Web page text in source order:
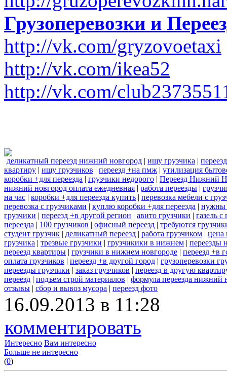
Грузоперевозки и
http://vk.com/gryzovoetaxi
http://vk.com/ikea52
http://vk.com/
деликатный переезд нижний новгород | ищу грузчика |
квартиру | ищу грузчиков | переезд +на пмж | утилизация
коробки +для переезда | грузчики недорого | Переезд Нижний
нижний новгород оплата ежедневная | работа переезды |
на час | коробки +для переезда купить | перевозка мебели с
перевозка с грузчиками | куплю коробки +для переезда | нужны
грузчики | переезд +в другой регион | авито грузчики | газель с
переезда | 100 грузчиков | офисный переезд | требуются
студент грузчик | деликатный переезд | работа грузчиком | цена
грузчика | трезвые грузчики | грузчикики в нижнем | переезды
переезд квартиры | грузчики в нижнем новгороде | переезд +в
оплата грузчиков | переезд +в другой город | грузоперевозки
переезды грузчики | заказ грузчиков | переезд в другую
переезд | подъем строй материалов | формула переезда нижний
отзывы | сбор и вывоз мусора | переезд фото
16.09.2013 в 11:28
комментировать
Интересно Вам интересно
Больше не интересно
(0)